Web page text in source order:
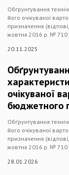
Обґрунтування
його очікуваної
призначення
жовтня 2016 р. № 710
20.11.2025
очікуваної
бюджетного
Обґрунтування
його очікуваної
призначення
жовтня 2016 р. № 710
28.01.2026